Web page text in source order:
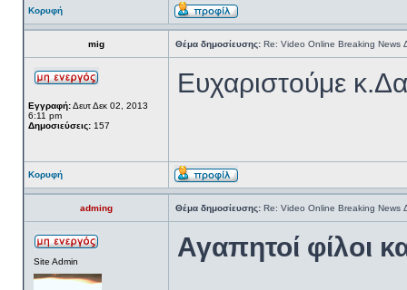
Κορυφή
mig Θέμα δημοσίευσης: Re: Video Online Breaking News
Εγγραφή:Δευτ Δεκ 02, 2013
6:11 pm
Δημοσιεύσεις: 157
Ευχαριστούμε
Κορυφή
adming Θέμα δημοσίευσης: Re: Video Online Breaking News
Site Admin Αγαπητοί φίλοι